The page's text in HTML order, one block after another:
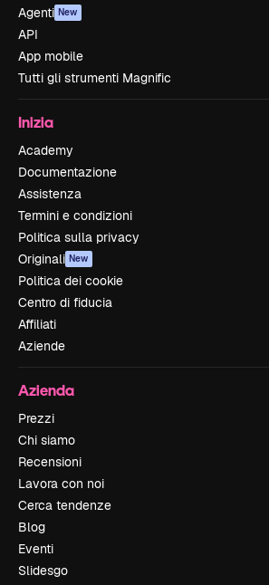
Agenti New
API
App mobile
Tutti gli strumenti Magnific
Inizia
Academy
Documentazione
Assistenza
Termini e condizioni
Politica sulla privacy
Originali New
Politica dei cookie
Centro di fiducia
Affiliati
Aziende
Azienda
Prezzi
Chi siamo
Recensioni
Lavora con noi
Cerca tendenze
Blog
Eventi
Slidesgo